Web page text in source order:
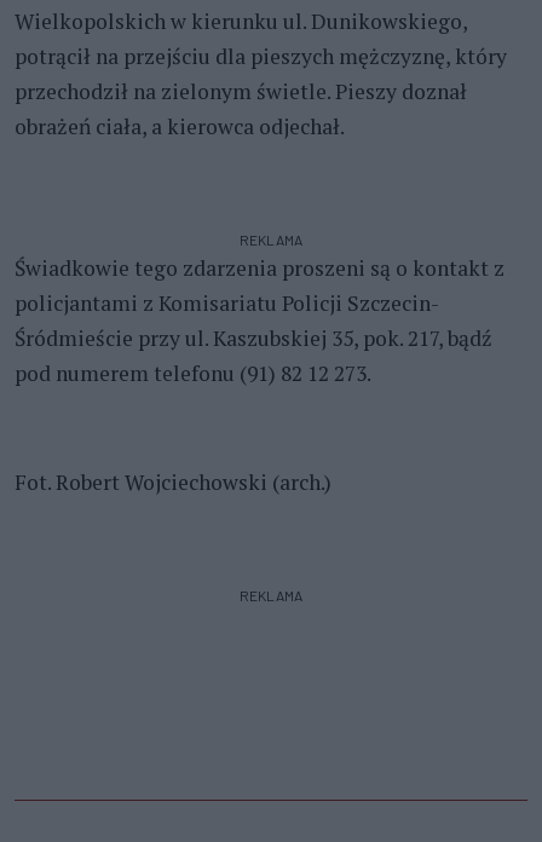
Wielkopolskich w kierunku ul. Dunikowskiego,
potrącił na przejściu dla pieszych mężczyznę, który
przechodził na zielonym świetle. Pieszy doznał
obrażeń ciała, a kierowca odjechał.
REKLAMA
Świadkowie tego zdarzenia proszeni są o kontakt z
policjantami z Komisariatu Policji Szczecin-
Śródmieście przy ul. Kaszubskiej 35, pok. 217, bądź
pod numerem telefonu (91) 82 12 273.
Fot. Robert Wojciechowski (arch.)
REKLAMA